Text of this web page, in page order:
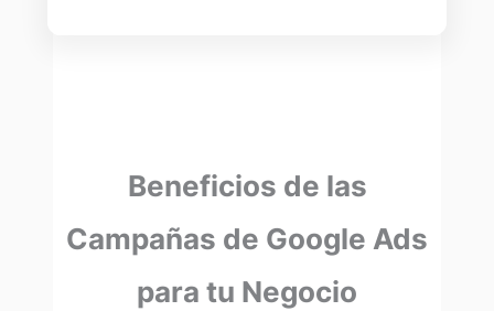
Beneficios de las
Campañas de Google Ads
para tu Negocio